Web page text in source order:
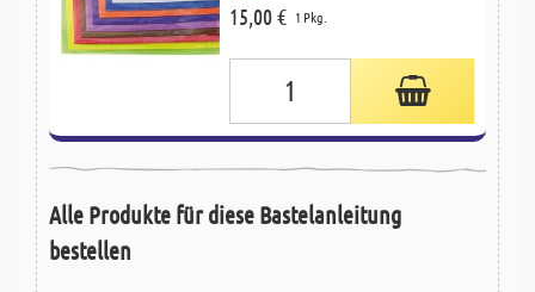
15,00 € 1 Pkg.
Alle Produkte für diese Bastelanleitung
bestellen